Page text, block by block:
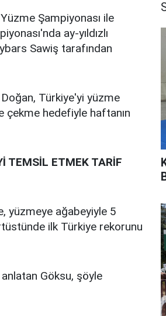
Şampiyonası ile
ay-yıldızlı
Sawiş tarafından
Türkiye'yi yüzme
çekme hedefiyle haftanın
TEMSİL ETMEK TARİF
yüzmeye ağabeyiyle 5
ilk Türkiye rekorunu
Göksu, şöyle